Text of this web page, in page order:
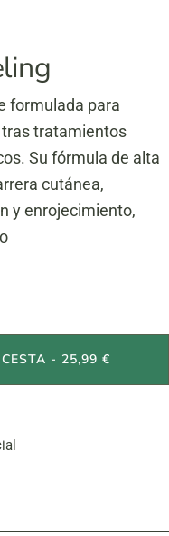
formulada para
tratamientos
Su fórmula de alta
cutánea,
y enrojecimiento,
- 25,99 €